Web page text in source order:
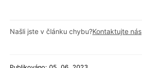
Našli jste v článku chybu?Kontaktujte nás